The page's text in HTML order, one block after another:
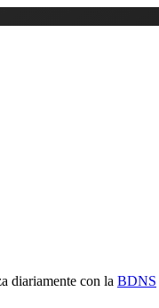
diariamente con la BDNS